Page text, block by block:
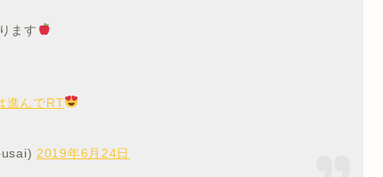
ます
進んでRT
2019年6月24日